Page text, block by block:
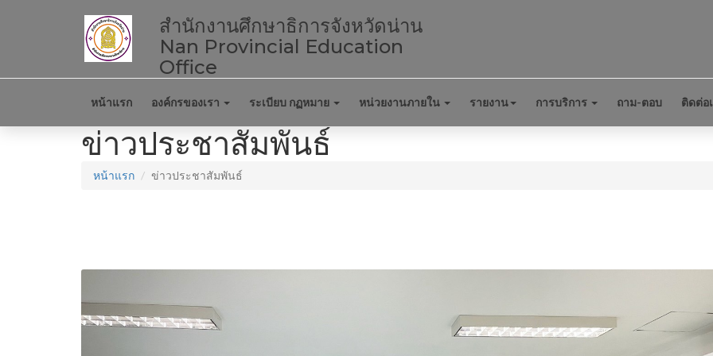
สำนักงานศึกษาธิการจังหวัดน่าน
Nan Provincial Education
Office
หน้าแรก องค์กรของเรา ระเบียบ กฏหมาย หน่วยงานภายใน รายงาน การบริการ ถาม-ตอบ ติดต่อ
ข่าวประชาสัมพันธ์
หน้าแรก ข่าวประชาสัมพันธ์